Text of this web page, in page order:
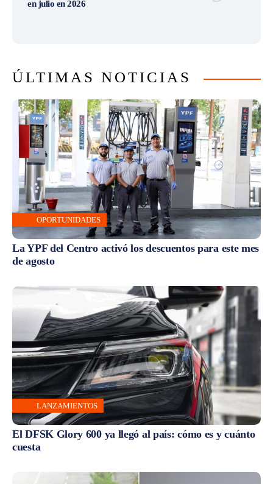
en julio en 2026
ÚLTIMAS NOTICIAS
OPORTUNIDADES
La YPF del Centro activó los descuentos para este mes
de agosto
LANZAMIENTOS
El DFSK Glory 600 ya llegó al país: cómo es y cuánto
cuesta